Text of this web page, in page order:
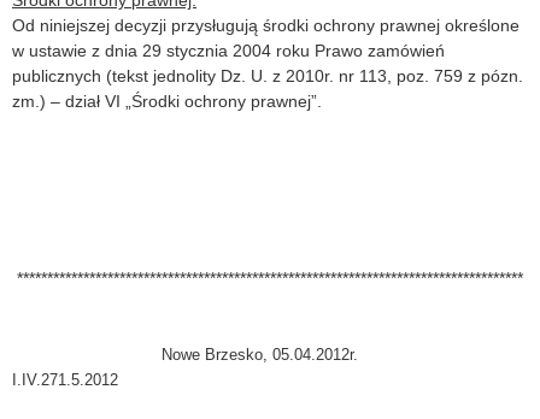
Od niniejszej decyzji przysługują środki ochrony prawnej określone
w ustawie z dnia 29 stycznia 2004 roku Prawo zamówień
publicznych (tekst jednolity Dz. U. z 2010r. nr 113, poz. 759 z pózn.
zm.) – dział VI „Środki ochrony prawnej”.
************************************************************************************
Nowe Brzesko, 05.04.2012r.
I.IV.271.5.2012